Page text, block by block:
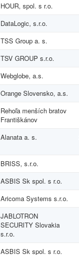
HOUR, spol. s r.o.
DataLogic, s.r.o.
TSS Group a. s.
TSV GROUP s.r.o.
Webglobe, a.s.
Orange Slovensko, a.s.
Rehoľa menších bratov
Františkánov
Alanata a. s.
BRISS, s.r.o.
ASBIS Sk spol. s r.o.
Aricoma Systems s.r.o.
JABLOTRON
SECURITY Slovakia
s.r.o.
ASBIS Sk spol. s r.o.